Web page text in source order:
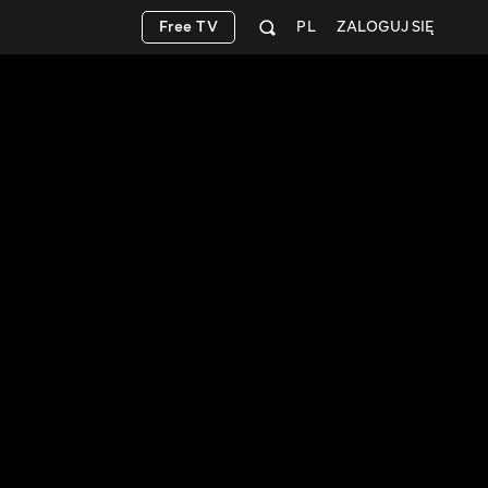
ZALOGUJ SIĘ
PL
Free TV